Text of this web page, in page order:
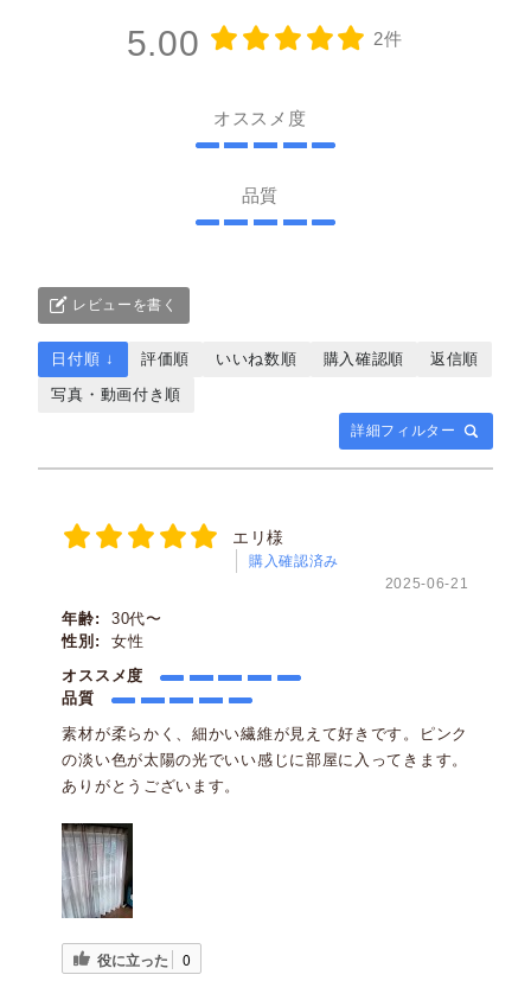
5.00 2件
オススメ度
品質
レビューを書く
詳細フィルター
日付順 ↓ 評価順 いいね数順 購入確認順
返信順
写真・動画付き順
エリ様
購入確認済み
2025-06-21
年齢:
30代〜
性別:
女性
オススメ度
品質
素材が柔らかく、細かい繊維が見えて好きです。ピンク
の淡い色が太陽の光でいい感じに部屋に入ってきます。
ありがとうございます。
役に立った 0